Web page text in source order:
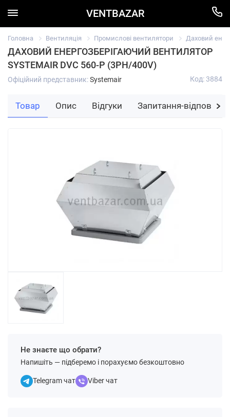
VENTBAZAR
Головна Вентиляція Промислові вентилятори Даховий
ДАХОВИЙ ЕНЕРГОЗБЕРІГАЮЧИЙ ВЕНТИЛЯТОР
SYSTEMAIR DVC 560-P (3PH/400V)
Офіційний представник:Systemair Код: 3884
Не знаєте що обрати?
Напишіть — підберемо і порахуємо безкоштовно
Telegram чат Viber чат
Товар Опис Відгуки Запитання-відповідь